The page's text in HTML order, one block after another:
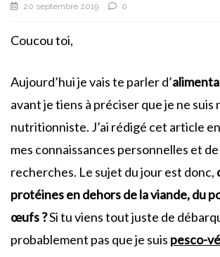
20 septembre 2019 0
Coucou toi,
Aujourd’hui je vais te parler d’
avant je tiens à préciser que je ne suis
nutritionniste. J’ai rédigé cet article
mes connaissances personnelles et de
recherches. Le sujet du jour est donc,
protéines en dehors de la viande, du
œufs ?Si tu viens tout juste de
probablement pas que je suis pesco-